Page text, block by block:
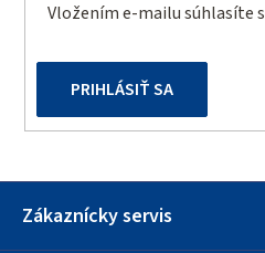
Vložením e-mailu súhlasíte s
PRIHLÁSIŤ SA
Zákaznícky servis